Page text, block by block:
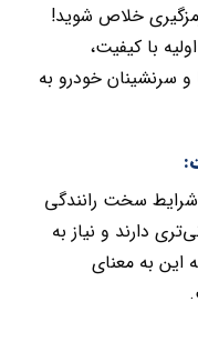
خلاص شوید!
با کیفیت،
سرنشینان خودرو به
سخت رانندگی
دارند و نیاز به
به معنای